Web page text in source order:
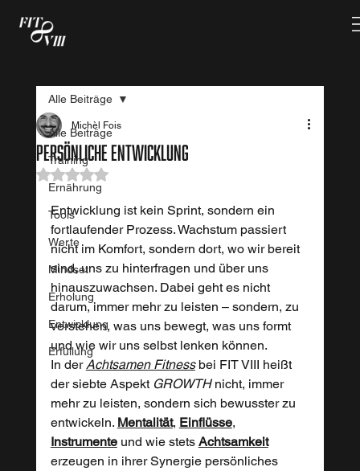
Alle Beiträge
Training
Ernährung
Tools
Werte
Mindset
Erholung
Entwicklung
Erfüllung
Alle Beiträge
Persönliche Entwicklung
Michèl Fois
Mit NaN von 5 Sternen bewertet.
Entwicklung ist kein Sprint, sondern ein
fortlaufender Prozess. Wachstum passiert
nicht im Komfort, sondern dort, wo wir bereit
sind, uns zu hinterfragen und über uns
hinauszuwachsen. Dabei geht es nicht
darum, immer mehr zu leisten – sondern, zu
verstehen, was uns bewegt, was uns formt
und wie wir uns selbst lenken können.
In der Achtsamen Fitness bei FIT VIII heißt
der siebte Aspekt GROWTH nicht, immer
mehr zu leisten, sondern sich bewusster zu
entwickeln. Mentalität, Einflüsse,
Instrumente und wie stets Achtsamkeit
erzeugen in ihrer Synergie persönliches